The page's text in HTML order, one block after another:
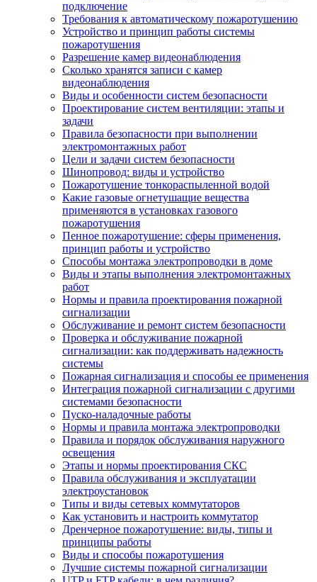
подключение
Требования к автоматическому пожаротушению
Устройство и принцип работы системы
пожаротушения
Разрешение камер видеонаблюдения
Сколько хранятся записи с камер
видеонаблюдения
Виды и особенности систем безопасности
Проектирование систем вентиляции: этапы и
задачи
Правила безопасности при выполнении
электромонтажных работ
Цели и задачи систем безопасности
Шинопровод: виды и устройство
Пожаротушение тонкораспыленной водой
Какие газовые огнетушащие вещества
применяются в установках газового
пожаротушения
Пенное пожаротушение: сферы применения,
принцип работы и устройство
Способы монтажа электропроводки в доме
Виды и этапы выполнения электромонтажных
работ
Нормы и правила проектирования пожарной
сигнализации
Обслуживание и ремонт систем безопасности
Проверка и обслуживание пожарной
сигнализации: как поддерживать надежность
системы
Пожарная сигнализация и способы ее применения
Интеграция пожарной сигнализации с другими
системами безопасности
Пуско-наладочные работы
Нормы и правила монтажа электропроводки
Правила и порядок обслуживания наружного
освещения
Этапы и нормы проектирования СКС
Правила обслуживания и эксплуатации
электроустановок
Типы и виды сетевых коммутаторов
Как установить и настроить коммутатор
Дренчерное пожаротушение: виды, типы и
принципы работы
Виды и способы пожаротушения
Лучшие системы пожарной сигнализации